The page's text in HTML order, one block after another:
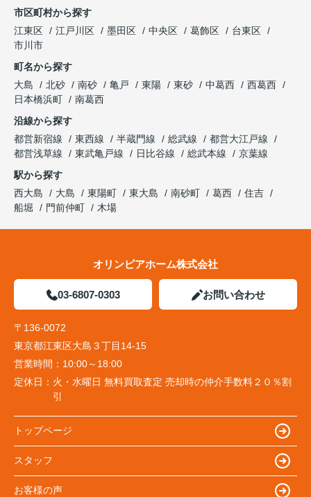
市区町村から探す
江東区
江戸川区 墨田区 中央区 葛飾区
台東区
市川市
町名から探す
大島
北砂 南砂 亀戸 東陽 東砂 中葛西
西葛西
日本橋浜町
南葛西
沿線から探す
都営新宿線
東西線 半蔵門線 総武線
都営大江戸線
都営浅草線
東武亀戸線 日比谷線 総武本線
京葉線
駅から探す
西大島
大島 東陽町 東大島 南砂町 葛西
住吉
船堀
門前仲町 木場
オリンピアホーム株式会社
03-6807-0303 お問い合わせ
〒136-0072
東京都江東区大島３丁目14-15
営業時間： 10:00～18:00
定休日： 火・水曜日 無料買取査定 売却時の仲介手数料２０％割
引
トップページ
スタッフ
お客様の声